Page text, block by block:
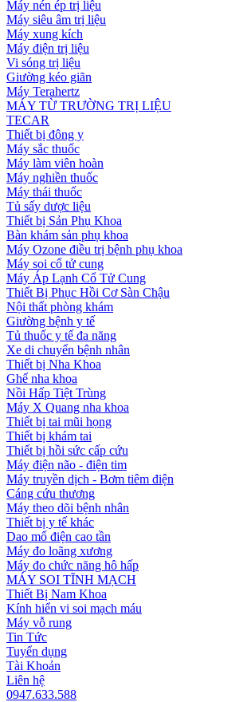
Máy nén ép trị liệu
Máy siêu âm trị liệu
Máy xung kích
Máy điện trị liệu
Vi sóng trị liệu
Giường kéo giãn
Máy Terahertz
MÁY TỪ TRƯỜNG TRỊ LIỆU
TECAR
Thiết bị đông y
Máy sắc thuốc
Máy làm viên hoàn
Máy nghiền thuốc
Máy thái thuốc
Tủ sấy dược liệu
Thiết bị Sản Phụ Khoa
Bàn khám sản phụ khoa
Máy Ozone điều trị bệnh phụ khoa
Máy soi cổ tử cung
Máy Áp Lạnh Cổ Tử Cung
Thiết Bị Phục Hồi Cơ Sàn Chậu
Nội thất phòng khám
Giường bệnh y tế
Tủ thuốc y tế đa năng
Xe di chuyển bệnh nhân
Thiết bị Nha Khoa
Ghế nha khoa
Nồi Hấp Tiệt Trùng
Máy X Quang nha khoa
Thiết bị tai mũi họng
Thiết bị khám tai
Thiết bị hồi sức cấp cứu
Máy điện não - điện tim
Máy truyền dịch - Bơm tiêm điện
Cáng cứu thương
Máy theo dõi bệnh nhân
Thiết bị y tế khác
Dao mổ điện cao tần
Máy đo loãng xương
Máy đo chức năng hô hấp
MÁY SOI TĨNH MẠCH
Thiết Bị Nam Khoa
Kính hiển vi soi mạch máu
Máy vỗ rung
Tin Tức
Tuyển dụng
Tài Khoản
Liên hệ
0947.633.588